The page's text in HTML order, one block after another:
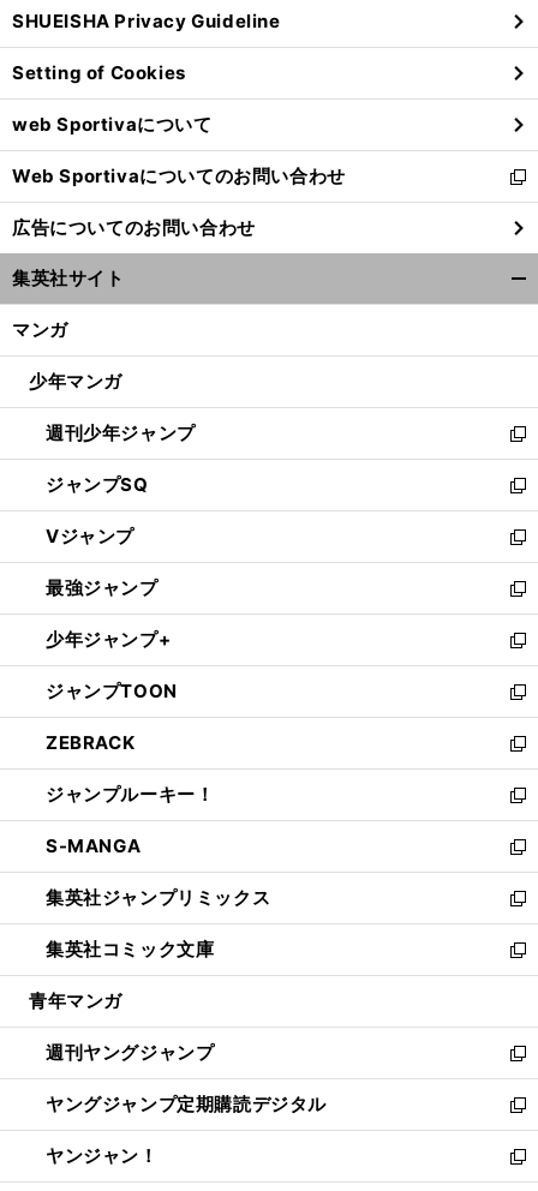
ィ
ン
ド
ウ
で
開
く
SHUEISHA Privacy Guideline
Setting of Cookies
web Sportivaについて
Web Sportivaについてのお問い合わせ
新
し
い
ウ
ィ
ン
ウ
開
く
広告についてのお問い合わせ
集英社サイト
マンガ
少年マンガ
週刊少年ジャンプ
新
し
い
ウ
ィ
ン
ド
ウ
で
開
く
ジャンプSQ
新
し
い
ウ
ィ
ン
ド
ウ
で
開
く
Vジャンプ
新
し
い
ウ
ィ
ン
ド
ウ
で
開
く
最強ジャンプ
新
し
い
ウ
ィ
ン
ド
ウ
で
開
く
少年ジャンプ+
新
し
い
ウ
ィ
ン
ド
ウ
で
開
く
ジャンプTOON
新
し
い
ウ
ィ
ン
ド
ウ
で
開
く
ZEBRACK
新
し
い
ウ
ィ
ン
ド
ウ
で
開
ジャンプルーキー！
新
し
い
ウ
ィ
ン
ド
ウ
開
く
S-MANGA
新
し
い
ウ
ィ
ン
ウ
で
開
く
集英社ジャンプリミックス
新
し
い
ウ
ン
ド
ウ
で
開
く
集英社コミック文庫
新
し
ウ
ィ
ン
ド
ウ
で
開
青年マンガ
週刊ヤングジャンプ
新
し
い
ウ
ィ
ン
ヤングジャンプ定期購読デジタル
新
し
い
ウ
ヤンジャン！
新
し